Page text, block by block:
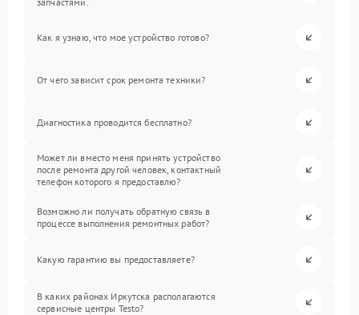
Как я узнаю, что мое устройство готово?
От чего зависит срок ремонта техники?
Диагностика проводится бесплатно?
Может ли вместо меня принять устройство
после ремонта другой человек, контактный
телефон которого я предоставлю?
Возможно ли получать обратную связь в
процессе выполнения ремонтных работ?
Какую гарантию вы предоставляете?
В каких районах Иркутска располагаются
сервисные центры Testo?